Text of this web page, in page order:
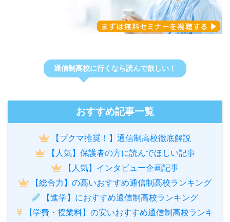
通信制高校に行くなら読んで欲しい！
おすすめ記事一覧
【ブクマ推奨！】通信制高校徹底解説
【人気】保護者の方に読んでほしい記事
【人気】インタビュー企画記事
【総合力】の高いおすすめ通信制高校ランキング
【進学】におすすめ通信制高校ランキング
【学費・授業料】の安いおすすめ通信制高校ランキ